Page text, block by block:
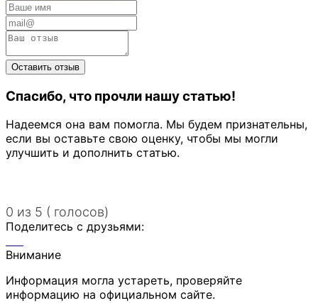
Спасибо, что прочли нашу статью!
Надеемся она вам помогла. Мы будем признательны,
если вы оставьте свою оценку, чтобы мы могли
улучшить и дополнить статью.
0 из 5 ( голосов)
Поделитесь с друзьями:
Внимание
Информация могла устареть, проверяйте
информацию на официальном сайте.